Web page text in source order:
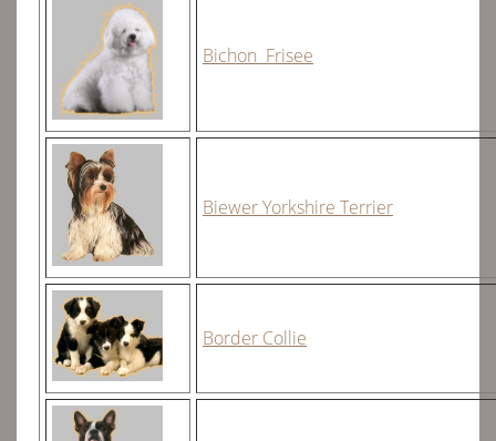
Dachverband D.K.Z e. V:
Datenschutzerklärung
Impressum
Bichon Frisee
Biewer Yorkshire Terrier
Border Collie